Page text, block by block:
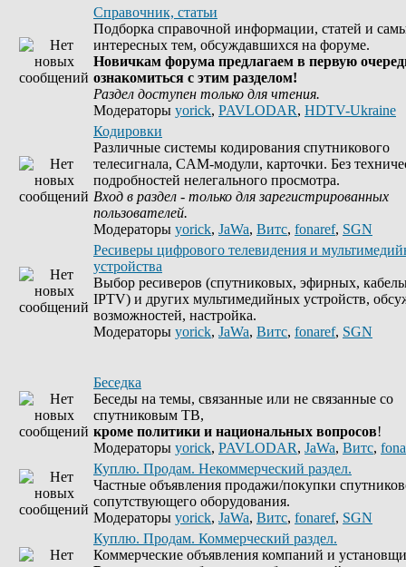
Справочник, статьи
Подборка справочной информации, статей и
интересных тем, обсуждавшихся на форуме.
Новичкам форума предлагаем в первую
ознакомиться с этим разделом!
Раздел доступен только для чтения.
Модераторы yorick, PAVLODAR, HDTV-Ukraine
Кодировки
Различные системы кодирования спутникового
телесигнала, CAM-модули, карточки. Без
подробностей нелегального просмотра.
Вход в раздел - только для зарегистрированных
пользователей.
Модераторы yorick, JaWa, Витс, fonaref, SGN
Ресиверы цифрового телевидения и
устройства
Выбор ресиверов (спутниковых, эфирных,
IPTV) и других мультимедийных устройств,
возможностей, настройка.
Модераторы yorick, JaWa, Витс, fonaref, SGN
Беседка
Беседы на темы, связанные или не связанные со
спутниковым ТВ,
кроме политики и национальных вопросов!
Модераторы yorick, PAVLODAR, JaWa, Витс,
Куплю. Продам. Некоммерческий раздел.
Частные объявления продажи/покупки
сопутствующего оборудования.
Модераторы yorick, JaWa, Витс, fonaref, SGN
Куплю. Продам. Коммерческий раздел.
Коммерческие объявления компаний и